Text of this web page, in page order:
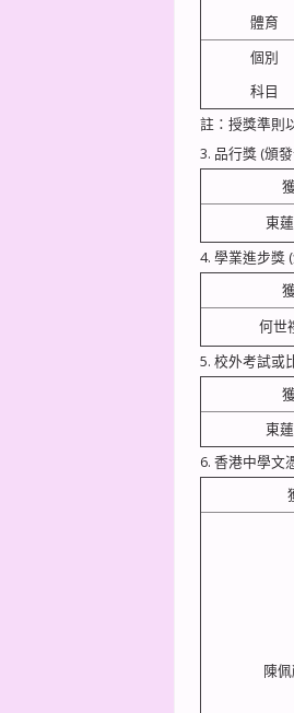
體育
個別
科目
註：授獎準則
3. 品行獎 (頒
東
4. 學業進步獎
何世
5. 校外考試或
東
6. 香港中學文
陳